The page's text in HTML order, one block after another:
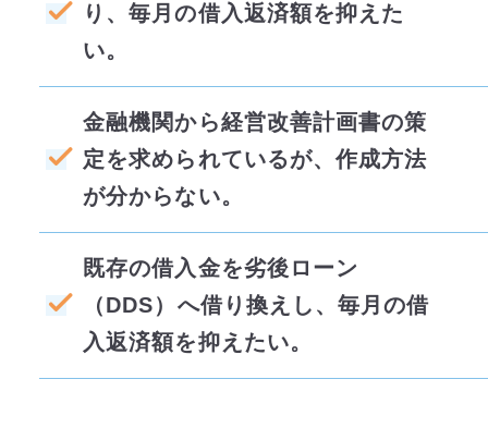
り、毎月の借入返済額を抑えた
い。
金融機関から経営改善計画書の策
定を求められているが、作成方法
が分からない。
既存の借入金を劣後ローン
（DDS）へ借り換えし、毎月の借
入返済額を抑えたい。